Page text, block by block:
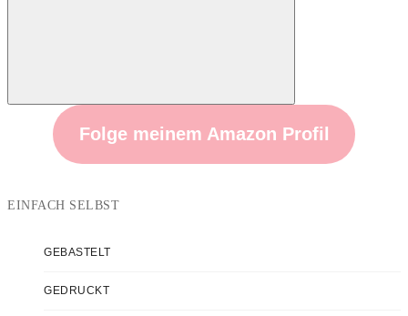
Folge meinem Amazon Profil
EINFACH SELBST
GEBASTELT
GEDRUCKT